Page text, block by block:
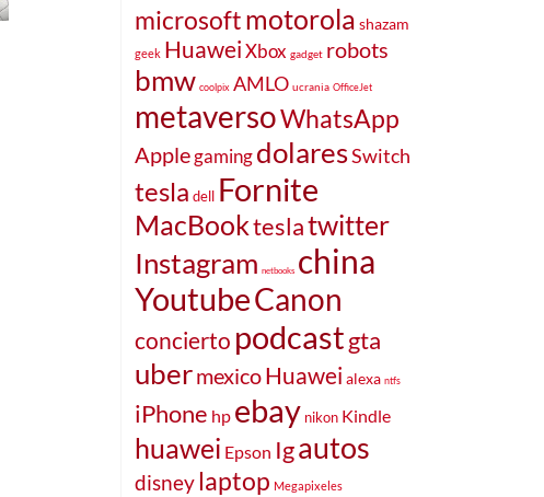
microsoftmotorola shazam
geek HuaweiXbox gadget robots
bmw coolpix AMLO ucrania OfficeJet
metaversoWhatsApp
ApplegamingdolaresSwitch
tesla dell Fornite
MacBookteslatwitter
Instagram netbooks china
YoutubeCanon
concierto podcastgta
ubermexicoHuawei alexa ntfs
iPhone hp ebay nikon Kindle
huawei Epson Igautos
disneylaptop Megapixeles